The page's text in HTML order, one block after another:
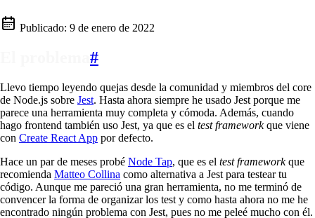
Publicado: 9 de enero de 2022
#
Llevo tiempo leyendo quejas desde la comunidad y miembros del core
de Node.js sobre Jest. Hasta ahora siempre he usado Jest porque me
parece una herramienta muy completa y cómoda. Además, cuando
hago frontend también uso Jest, ya que es el test frameworkque viene
con Create React App por defecto.
Hace un par de meses probé Node Tap, que es el test frameworkque
recomienda Matteo Collina como alternativa a Jest para testear tu
código. Aunque me pareció una gran herramienta, no me terminó de
convencer la forma de organizar los test y como hasta ahora no me he
encontrado ningún problema con Jest, pues no me peleé mucho con él.